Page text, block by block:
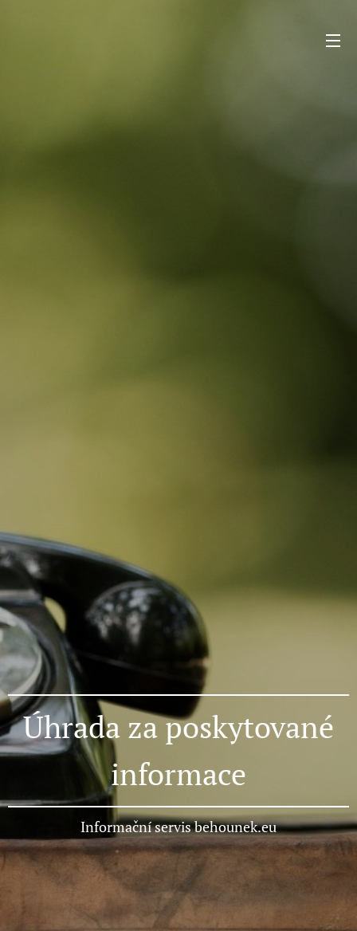
Úhrada za poskytované
informace
Informační servis behounek.eu